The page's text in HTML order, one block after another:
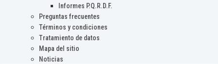
Informes P.Q.R.D.F.
Preguntas frecuentes
Términos y condiciones
Tratamiento de datos
Mapa del sitio
Noticias